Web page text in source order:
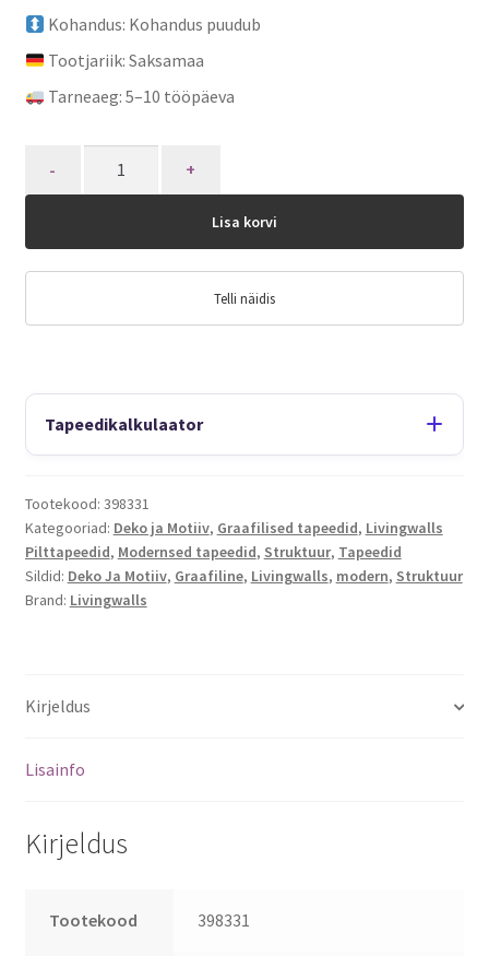
Kohandus: Kohandus puudub
Tootjariik: Saksamaa
Tarneaeg: 5–10 tööpäeva
Lisa korvi
Telli näidis
Tapeedikalkulaator
Tootekood: 398331
Kategooriad: Deko ja Motiiv, Graafilised tapeedid, Livingwalls
Pilttapeedid, Modernsed tapeedid, Struktuur, Tapeedid
Sildid: Deko Ja Motiiv, Graafiline, Livingwalls, modern, Struktuur
Brand: Livingwalls
Kirjeldus
Lisainfo
Kirjeldus
Tootekood 398331